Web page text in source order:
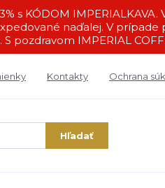
s KÓDOM
naďalej. V
pozdravom IMPERIAL
Kontakty Ochrana
Hľadať